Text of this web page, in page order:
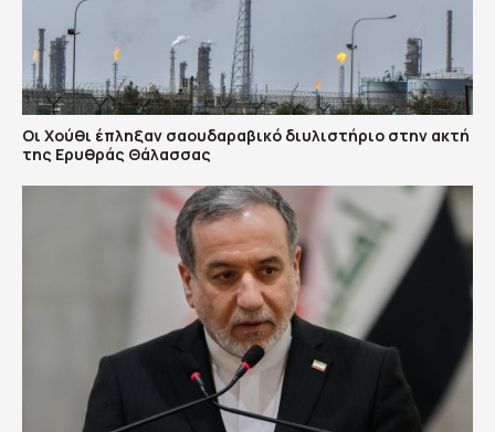
Οι Χούθι έπληξαν σαουδαραβικό διυλιστήριο στην ακτή
της Ερυθράς Θάλασσας